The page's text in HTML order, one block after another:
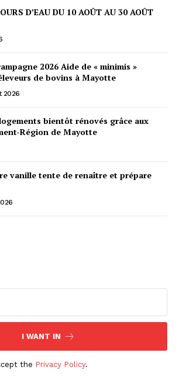
D’EAU DU 10 AOÛT AU 30 AOÛT
2026 Aide de « minimis »
de bovins à Mayotte
2026
bientôt rénovés grâce aux
Région de Mayotte
vanille tente de renaître et prépare
I WANT IN
the Privacy Policy.